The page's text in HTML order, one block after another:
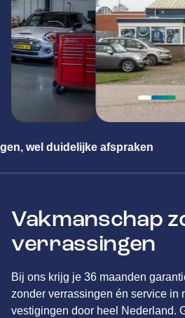
Meester in alle
Vakmanschap
verrassingen
Bij ons krijg je 36 maanden
zonder verrassingen én service in
vestigingen door heel Nederland.